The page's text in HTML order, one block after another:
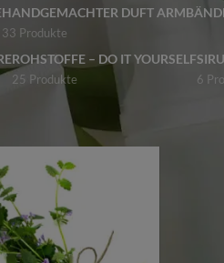
HANDGEMACHTER DUFT
33 Produkte
ROHSTOFFE – DO IT YOURSELF
25 Produkte 6
verschlagwortet mit „Wunden“